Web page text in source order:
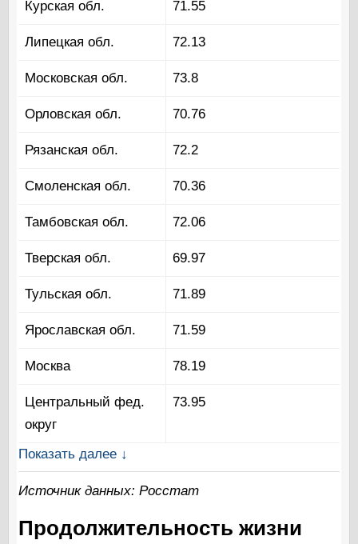
Курская обл. 71.55
Липецкая обл. 72.13
Московская обл. 73.8
Орловская обл. 70.76
Рязанская обл. 72.2
Смоленская обл. 70.36
Тамбовская обл. 72.06
Тверская обл. 69.97
Тульская обл. 71.89
Ярославская обл. 71.59
Москва 78.19
Центральный фед.
округ
73.95
Показать далее ↓
Источник данных: Росстат
Продолжительность жизни